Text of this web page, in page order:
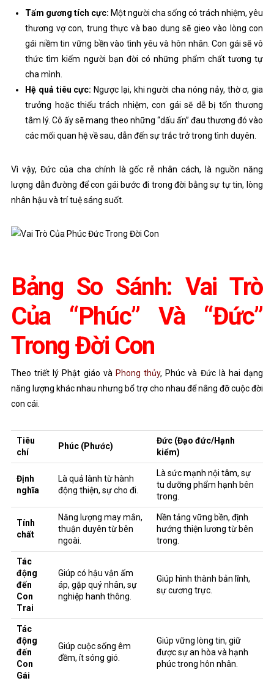
Tấm gương tích cực: Một người cha sống có trách nhiệm, yêu
thương vợ con, trung thực và bao dung sẽ gieo vào lòng con
gái niềm tin vững bền vào tình yêu và hôn nhân. Con gái sẽ vô
thức tìm kiếm người bạn đời có những phẩm chất tương tự
cha mình.
Hệ quả tiêu cực: Ngược lại, khi người cha nóng nảy, thờ ơ, gia
trưởng hoặc thiếu trách nhiệm, con gái sẽ dễ bị tổn thương
tâm lý. Cô ấy sẽ mang theo những “dấu ấn” đau thương đó vào
các mối quan hệ về sau, dẫn đến sự trắc trở trong tình duyên.
Vì vậy, Đức của cha chính là gốc rễ nhân cách, là nguồn năng
lượng dẫn đường để con gái bước đi trong đời bằng sự tự tin, lòng
nhân hậu và trí tuệ sáng suốt.
Bảng So Sánh: Vai Trò
Của “Phúc” Và “Đức”
Trong Đời Con
Theo triết lý Phật giáo và Phong thủy, Phúc và Đức là hai dạng
năng lượng khác nhau nhưng bổ trợ cho nhau để nâng đỡ cuộc đời
con cái.
Tiêu
chí
Phúc (Phước)
Đức (Đạo đức/Hạnh
kiểm)
Định
nghĩa
Là quả lành từ hành
động thiện, sự cho đi.
Là sức mạnh nội tâm, sự
tu dưỡng phẩm hạnh bên
trong.
Tính
chất
Năng lượng may mắn,
thuận duyên từ bên
ngoài.
Nền tảng vững bền, định
hướng thiện lương từ bên
trong.
Tác
động
đến
Con
Trai
Giúp có hậu vận ấm
áp, gặp quý nhân, sự
nghiệp hanh thông.
Giúp hình thành bản lĩnh,
sự cương trực.
Tác
động
đến
Con
Gái
Giúp cuộc sống êm
đềm, ít sóng gió.
Giúp vững lòng tin, giữ
được sự an hòa và hạnh
phúc trong hôn nhân.